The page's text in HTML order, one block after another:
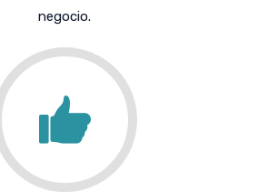
negocio.